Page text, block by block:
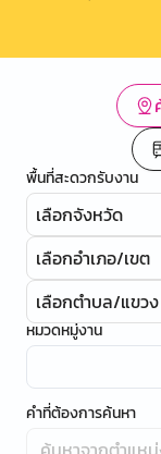
พื้นที่สะดวกรับงาน
เลือกจังหวัด
เลือกอำเภอ/เขต
เลือกตำบล/แขวง
หมวดหมู่งาน
คำที่ต้องการค้นหา